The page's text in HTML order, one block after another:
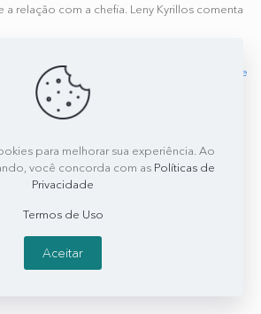
a relação com a chefia. Leny Kyrillos comenta
Read more
para melhorar sua experiência. Ao
você concorda com as Políticas de
Privacidade
Termos de Uso
Aceitar